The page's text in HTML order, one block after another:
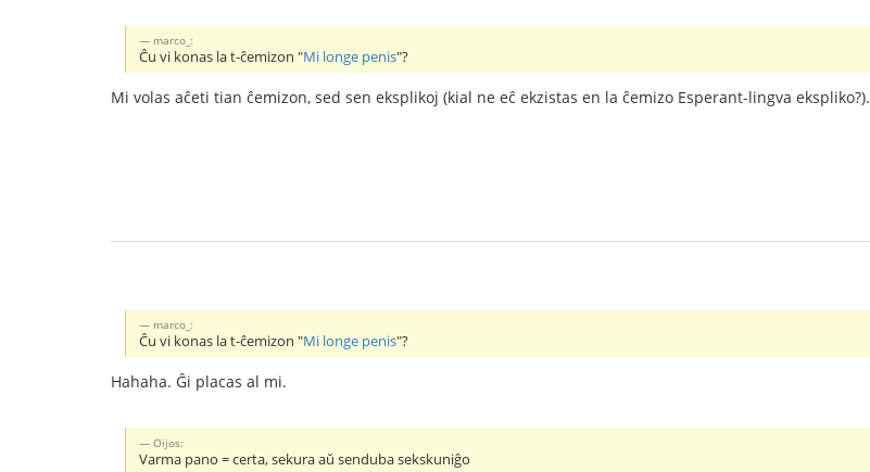
marco_:
Ĉu vi konas la t-ĉemizon "Mi longe penis"?
Mi volas aĉeti tian ĉemizon, sed sen eksplikoj (kial ne eĉ ekzistas en la ĉemizo Esperant-lingva ekspliko?).
marco_:
Ĉu vi konas la t-ĉemizon "Mi longe penis"?
Hahaha. Ĝi placas al mi.
Oijos:
Varma pano = certa, sekura aŭ senduba sekskuniĝo